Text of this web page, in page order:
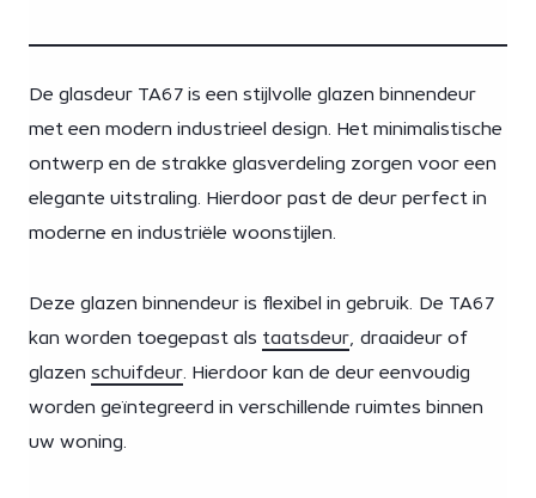
De glasdeur TA67 is een stijlvolle glazen binnendeur
met een modern industrieel design. Het minimalistische
ontwerp en de strakke glasverdeling zorgen voor een
elegante uitstraling. Hierdoor past de deur perfect in
moderne en industriële woonstijlen.
Deze glazen binnendeur is flexibel in gebruik. De TA67
kan worden toegepast als taatsdeur , draaideur of
glazen schuifdeur . Hierdoor kan de deur eenvoudig
worden geïntegreerd in verschillende ruimtes binnen
uw woning.